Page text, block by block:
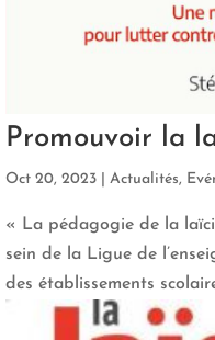
Promouvoir la
Oct 20, 2023| Actualités,
« La pédagogie de la
sein de la Ligue de
des établissements